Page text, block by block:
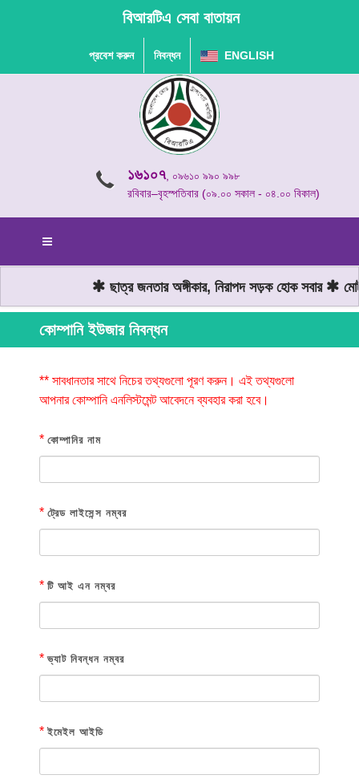
বিআরটিএ সেবা বাতায়ন
প্রবেশ করুন নিবন্ধন ENGLISH
১৬১০৭, ০৯৬১০ ৯৯০ ৯৯৮
রবিবার–বৃহস্পতিবার (০৯.০০ সকাল - ০৪.০০ বিকাল)
ছাত্র জনতার অঙ্গীকার, নিরাপদ সড়ক হোক সবার
কোম্পানি ইউজার নিবন্ধন
** সাবধানতার সাথে নিচের তথ্যগুলো পূরণ করুন। এই তথ্যগুলো
আপনার কোম্পানি এনলিস্টমেন্ট আবেদনে ব্যবহার করা হবে।
* কোম্পানির নাম
* ট্রেড লাইসেন্স নম্বর
* টি আই এন নম্বর
* ভ্যাট নিবন্ধন নম্বর
* ইমেইল আইডি